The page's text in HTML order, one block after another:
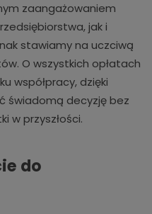
zaangażowaniem
jak i
stawiamy na uczciwą
O wszystkich opłatach
współpracy, dzięki
świadomą decyzję bez
w przyszłości.
do